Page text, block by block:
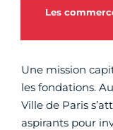
Les
Une mission
les fondations.
Ville de Paris
aspirants pour